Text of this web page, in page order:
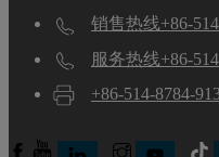
销售热线+86-
服务热线+86-
+86-514-8784-